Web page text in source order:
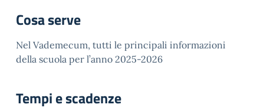
Cosa serve
Nel Vademecum, tutti le principali informazioni
della scuola per l’anno 2025-2026
Tempi e scadenze